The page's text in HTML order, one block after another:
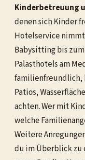
Kinderbetreuung
denen sich Kinder
Hotelservice
Babysitting bis
Palasthotels am
familienfreundlich,
Patios,
achten. Wer mit
welche
Weitere
du im Überblick zu